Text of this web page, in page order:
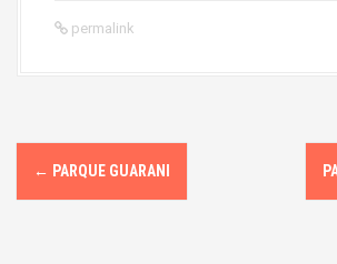
permalink
P
o
← PARQUE GUARANI